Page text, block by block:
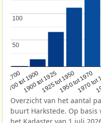
1700
1700 tot 1900
1900 tot 19251925 tot 19501950 tot 1970
1970
50
50
100
100
Overzicht van het aantal
buurt Harkstede. Op basis